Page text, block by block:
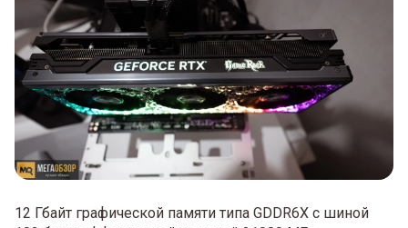
12 Гбайт графической памяти типа GDDR6X с шиной